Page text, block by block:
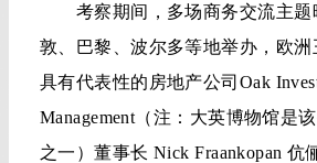
考察期间，多场商务交流主题
敦、巴黎、波尔多等地举办，欧洲
具有代表性的房地产公司Oak
Management（注：大英博物馆是
之一）董事长 Nick Fraankopan 伉